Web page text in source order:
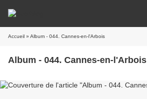
Accueil » Album - 044. Cannes-en-l'Arbois
Album - 044. Cannes-en-l'Arbois